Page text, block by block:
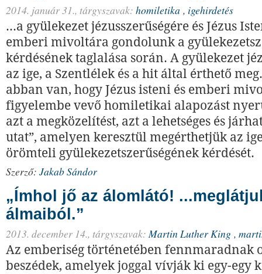
2014. január 31., tárgyszavak: homiletika , igehirdetés
...a gyülekezet jézusszerűségére és Jézus
emberi mivoltára gondolunk a
kérdésének taglalása során. A gyülekezet
az ige, a Szentlélek és a hit által érthető
abban van, hogy Jézus isteni és emberi
figyelembe vevő homiletikai alapozást
azt a megközelítést, azt a lehetséges és
utat”, amelyen keresztül megérthetjük az
örömteli gyülekezetszerűségének kérdését.
Szerző: Jakab Sándor
„Ímhol jő az álomlátó!
álmaiból.”
2013. december 14., tárgyszavak: Martin Luther King ,
Az emberiség történetében fennmaradnak
beszédek, amelyek joggal vívják ki egy-egy